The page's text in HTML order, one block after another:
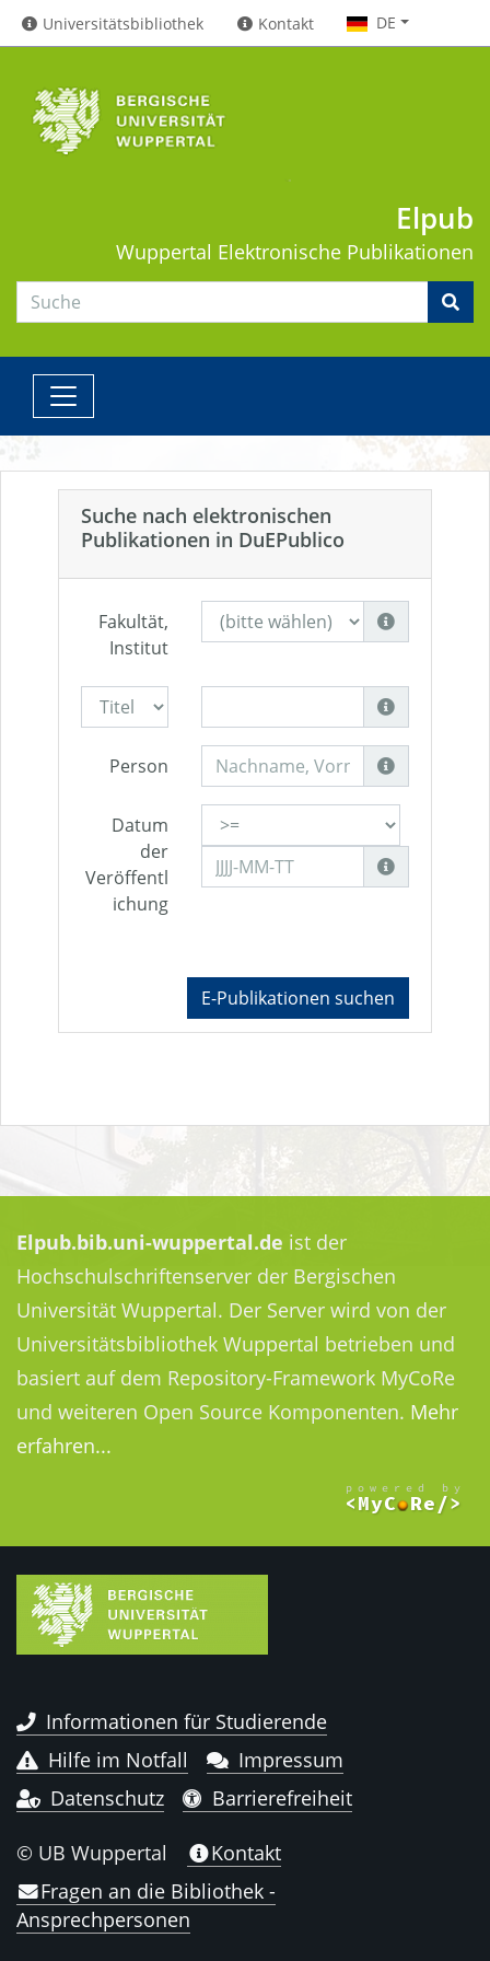
Universitätsbibliothek Kontakt DE
Elpub
Wuppertal Elektronische Publikationen
Suche nach elektronischen
Publikationen in DuEPublico
Fakultät,
Institut
Person
Datum
der
Veröffentl
ichung
E-Publikationen suchen
Elpub.bib.uni-wuppertal.de ist der
Hochschulschriftenserver der Bergischen
Universität Wuppertal. Der Server wird von der
Universitätsbibliothek Wuppertal betrieben und
basiert auf dem Repository-Framework MyCoRe
und weiteren Open Source Komponenten. Mehr
erfahren...
Informationen für Studierende
Hilfe im Notfall
Impressum
Datenschutz
Barrierefreiheit
© UB Wuppertal
Kontakt
Fragen an die Bibliothek -
Ansprechpersonen